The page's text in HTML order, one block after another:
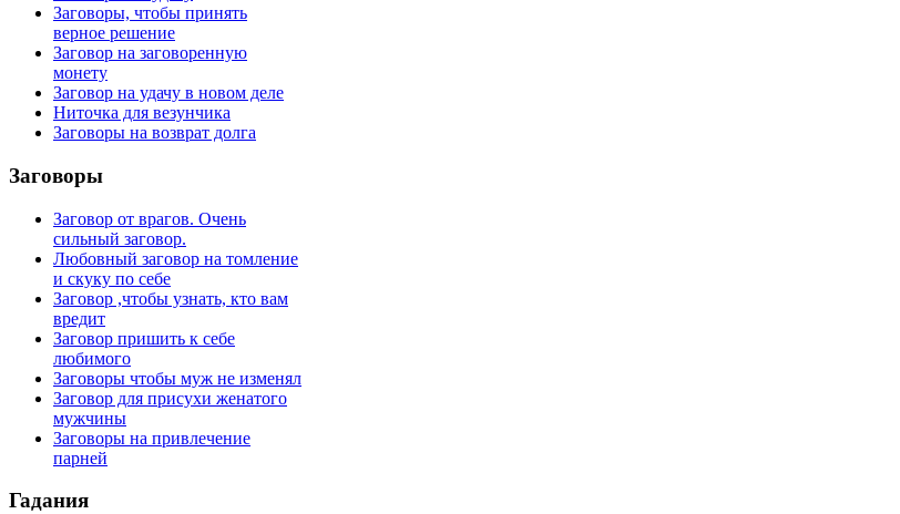
Заговоры, чтобы принять
верное решение
Заговор на заговоренную
монету
Заговор на удачу в новом деле
Ниточка для везунчика
Заговоры на возврат долга
Заговоры
Заговор от врагов. Очень
сильный заговор.
Любовный заговор на томление
и скуку по себе
Заговор ,чтобы узнать, кто вам
вредит
Заговор пришить к себе
любимого
Заговоры чтобы муж не изменял
Заговор для присухи женатого
мужчины
Заговоры на привлечение
парней
Гадания